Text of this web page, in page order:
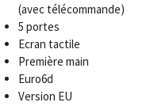
(avec télécommande)
5 portes
Ecran tactile
Première main
Euro6d
Version EU